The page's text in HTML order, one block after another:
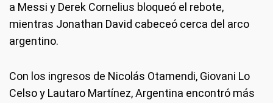
a Messi y Derek Cornelius bloqueó el rebote,
mientras Jonathan David cabeceó cerca del arco
argentino.
Con los ingresos de Nicolás Otamendi, Giovani Lo
Celso y Lautaro Martínez, Argentina encontró más